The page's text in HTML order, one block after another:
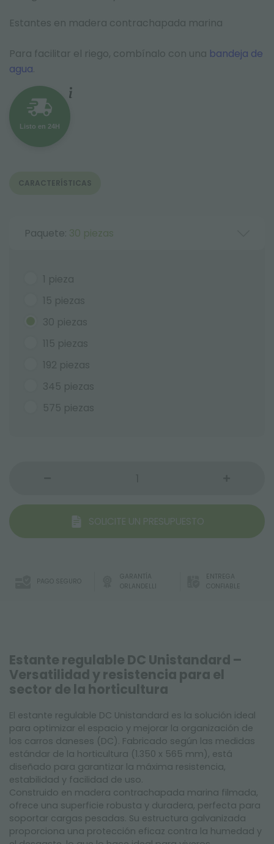
Estantes en madera contrachapada marina
Para facilitar el riego, combínalo con una bandeja de
agua
Listo en 24H
CARACTERÍSTICAS
Paquete: 30 piezas
1 pieza
15 piezas
30 piezas
115 piezas
192 piezas
345 piezas
575 piezas
SOLICITE UN PRESUPUESTO
PAGO SEGURO
GARANTÍA
ORLANDELLI
ENTREGA
CONFIABLE
Estante regulable DC Unistandard –
Versatilidad y resistencia para el
sector de la horticultura
El estante regulable DC Unistandard es la solución ideal
para optimizar el espacio y mejorar la organización de
los carros daneses (DC). Fabricado según las medidas
estándar de la horticultura (1.350 x 565 mm), está
diseñado para garantizar la máxima resistencia,
estabilidad y facilidad de uso.
Construido en madera contrachapada marina filmada,
ofrece una superficie robusta y duradera, perfecta para
soportar cargas pesadas. Su estructura galvanizada
proporciona una protección eficaz contra la humedad y